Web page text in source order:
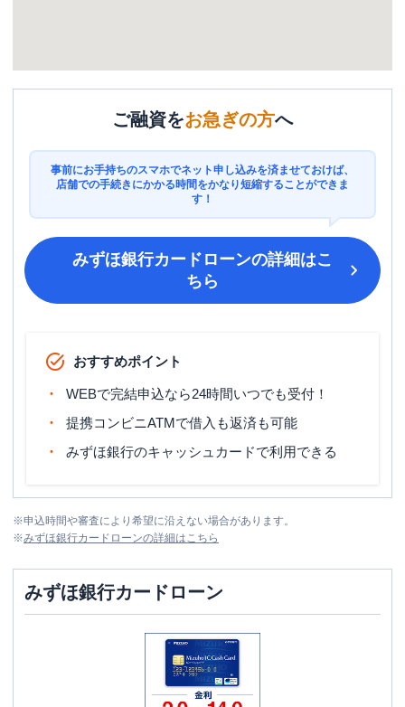
ご融資をお急ぎの方へ
事前にお手持ちのスマホでネット申し込みを済ませておけば、
店舗での手続きにかかる時間をかなり短縮することができま
す！
みずほ銀行カードローンの詳細はこ
ちら
おすすめポイント
WEBで完結申込なら24時間いつでも受付！
提携コンビニATMで借入も返済も可能
みずほ銀行のキャッシュカードで利用できる
※申込時間や審査により希望に沿えない場合があります。
※みずほ銀行カードローンの詳細はこちら
みずほ銀行カードローン